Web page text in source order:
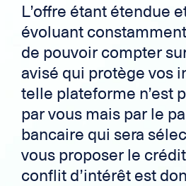
L’offre étant étendue
évoluant
de pouvoir compter
avisé qui protège vos
telle plateforme n’est
par vous mais par le
bancaire qui sera
vous proposer le
conflit d’intérêt est